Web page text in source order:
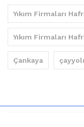
Yıkım Firmaları
Yıkım Firmaları
Çankaya